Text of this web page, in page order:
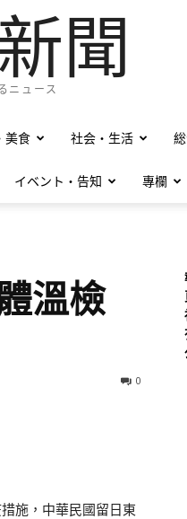
聞
ニュース
美食 社会・生活
イベント・告知 專欄
溫檢
0
施，中華民國留日東